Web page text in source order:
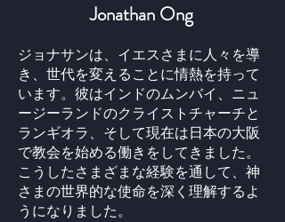
Jonathan Ong
ジョナサンは、イエスさまに人々を導
き、世代を変えることに情熱を持って
います。彼はインドのムンバイ、ニュ
ージーランドのクライストチャーチと
ランギオラ、そして現在は日本の大阪
で教会を始める働きをしてきました。
こうしたさまざまな経験を通して、神
さまの世界的な使命を深く理解するよ
うになりました。